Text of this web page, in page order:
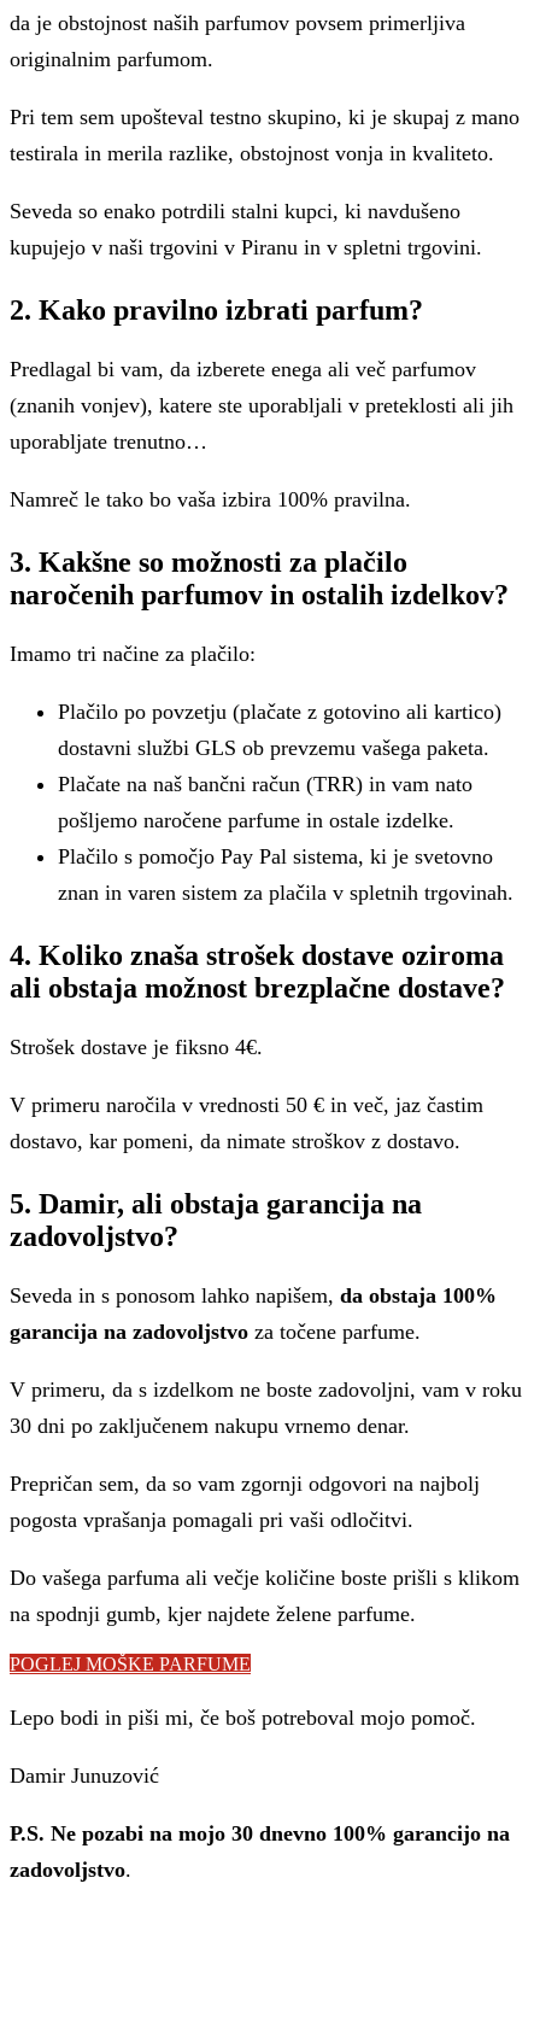
da je obstojnost naših parfumov povsem primerljiva
originalnim parfumom.
Pri tem sem upošteval testno skupino, ki je skupaj z mano
testirala in merila razlike, obstojnost vonja in kvaliteto.
Seveda so enako potrdili stalni kupci, ki navdušeno
kupujejo v naši trgovini v Piranu in v spletni trgovini.
2. Kako pravilno izbrati parfum?
Predlagal bi vam, da izberete enega ali več parfumov
(znanih vonjev), katere ste uporabljali v preteklosti ali jih
uporabljate trenutno…
Namreč le tako bo vaša izbira 100% pravilna.
3. Kakšne so možnosti za plačilo
naročenih parfumov in ostalih izdelkov?
Imamo tri načine za plačilo:
Plačilo po povzetju (plačate z gotovino ali kartico)
dostavni službi GLS ob prevzemu vašega paketa.
Plačate na naš bančni račun (TRR) in vam nato
pošljemo naročene parfume in ostale izdelke.
Plačilo s pomočjo Pay Pal sistema, ki je svetovno
znan in varen sistem za plačila v spletnih trgovinah.
4. Koliko znaša strošek dostave oziroma
ali obstaja možnost brezplačne dostave?
Strošek dostave je fiksno 4€.
V primeru naročila v vrednosti 50 € in več, jaz častim
dostavo, kar pomeni, da nimate stroškov z dostavo.
5. Damir, ali obstaja garancija na
zadovoljstvo?
Seveda in s ponosom lahko napišem, da obstaja 100%
garancija na zadovoljstvo za točene parfume.
V primeru, da s izdelkom ne boste zadovoljni, vam v roku
30 dni po zaključenem nakupu vrnemo denar.
Prepričan sem, da so vam zgornji odgovori na najbolj
pogosta vprašanja pomagali pri vaši odločitvi.
Do vašega parfuma ali večje količine boste prišli s klikom
na spodnji gumb, kjer najdete želene parfume.
POGLEJ MOŠKE PARFUME
Lepo bodi in piši mi, če boš potreboval mojo pomoč.
Damir Junuzović
P.S. Ne pozabi na mojo 30 dnevno 100% garancijo na
zadovoljstvo.